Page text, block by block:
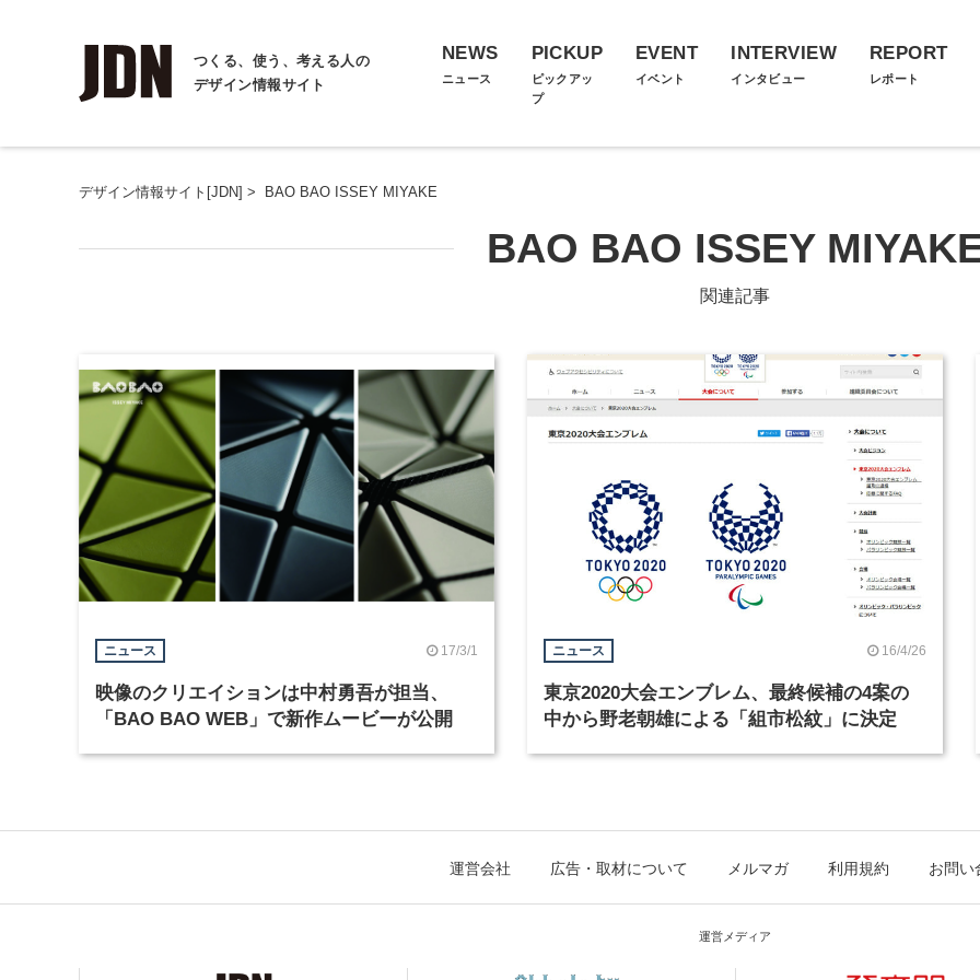
つくる、使う、考える人の
デザイン情報サイト
NEWS
ニュース
PICKUP
ピックアッ
プ
EVENT
イベント
INTERVIEW
インタビュー
REPORT
レポート
デザイン情報サイト[JDN] > BAO BAO ISSEY MIYAKE
BAO BAO ISSEY
関連記事
ニュース 17/3/1
映像のクリエイションは中村勇吾が担当、
「BAO BAO WEB」で新作ムービーが公開
ニュース 16/4/26
東京2020大会エンブレム、最終候補の4案の
中から野老朝雄による「組市松紋」に決定
運営会社 広告・取材について メルマガ 利用規約 お問い
運営メディア